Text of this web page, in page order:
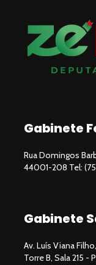
Gabinete
Rua Domingos
44001-208 Tel:
Gabinete
Av. Luís Viana
Torre B, Sala 215 -